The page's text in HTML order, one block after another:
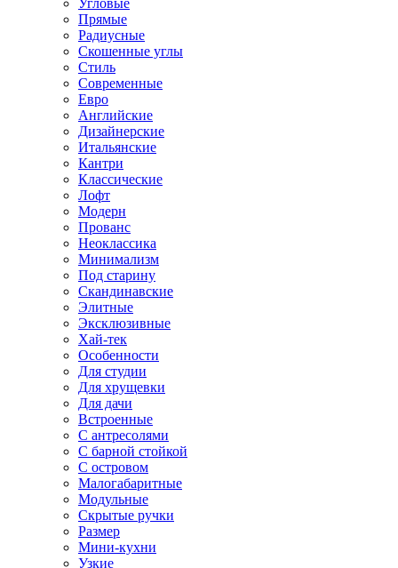
Угловые
Прямые
Радиусные
Скошенные углы
Стиль
Современные
Евро
Английские
Дизайнерские
Итальянские
Кантри
Классические
Лофт
Модерн
Прованс
Неоклассика
Минимализм
Под старину
Скандинавские
Элитные
Эксклюзивные
Хай-тек
Особенности
Для студии
Для хрущевки
Для дачи
Встроенные
С антресолями
С барной стойкой
С островом
Малогабаритные
Модульные
Скрытые ручки
Размер
Мини-кухни
Узкие